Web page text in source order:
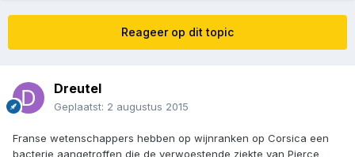
Reageer op dit topic
Dreutel
Geplaatst: 2 augustus 2015
Franse wetenschappers hebben op wijnranken op Corsica een
bacterie aangetroffen die de verwoestende ziekte van Pierce